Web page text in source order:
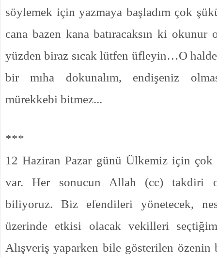
söylemek için yazmaya başladım çok
cana bazen kana batıracaksın ki
yüzden biraz sıcak lütfen üfleyin…O
bir mıha dokunalım, endişeniz
mürekkebi bitmez...
***
12 Haziran Pazar günü Ülkemiz için
var. Her sonucun Allah (cc) takdiri
biliyoruz. Biz efendileri yönetecek,
üzerinde etkisi olacak vekilleri
Alışveriş yaparken bile gösterilen özenin